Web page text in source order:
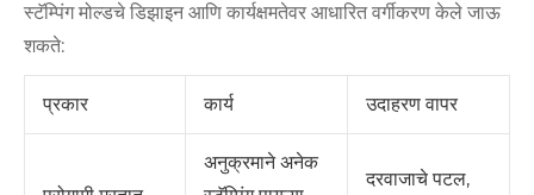
स्टॅम्पिंग मोल्डचे डिझाइन आणि कार्यक्षमतेवर आधारित वर्गीकरण केले जाऊ
शकते:
प्रकार कार्य उदाहरण वापर
अनुक्रमाने अनेक
दरवाजाचे पटल,